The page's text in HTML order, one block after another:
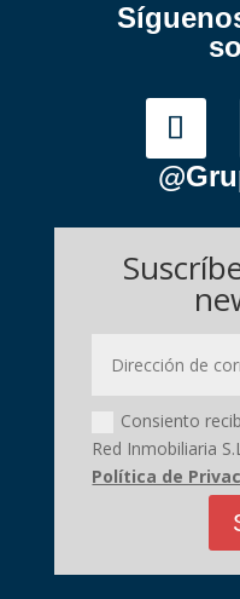
Consiento
Red Inmobiliaria
Política de